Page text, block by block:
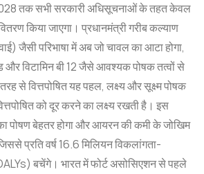
तक सभी सरकारी अधिसूचनाओं के तहत केवल
किया जाएगा। प्रधानमंत्री गरीब कल्याण
जैसी परिभाषा में अब जो चावल का आटा होगा,
विटामिन बी 12 जैसे आवश्यक पोषक तत्वों से
से वित्तपोषित यह पहल, लक्ष्य और सूक्ष्म पोषक
को दूर करने का लक्ष्य रखती है। इस
पोषण बेहतर होगा और आयरन की कमी के जोखिम
प्रति वर्ष 16.6 मिलियन विकलांगता-
बचेंगे। भारत में फोर्ट असोसिएशन से पहले